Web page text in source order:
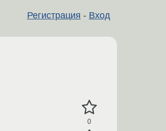
Регистрация - Вход
0